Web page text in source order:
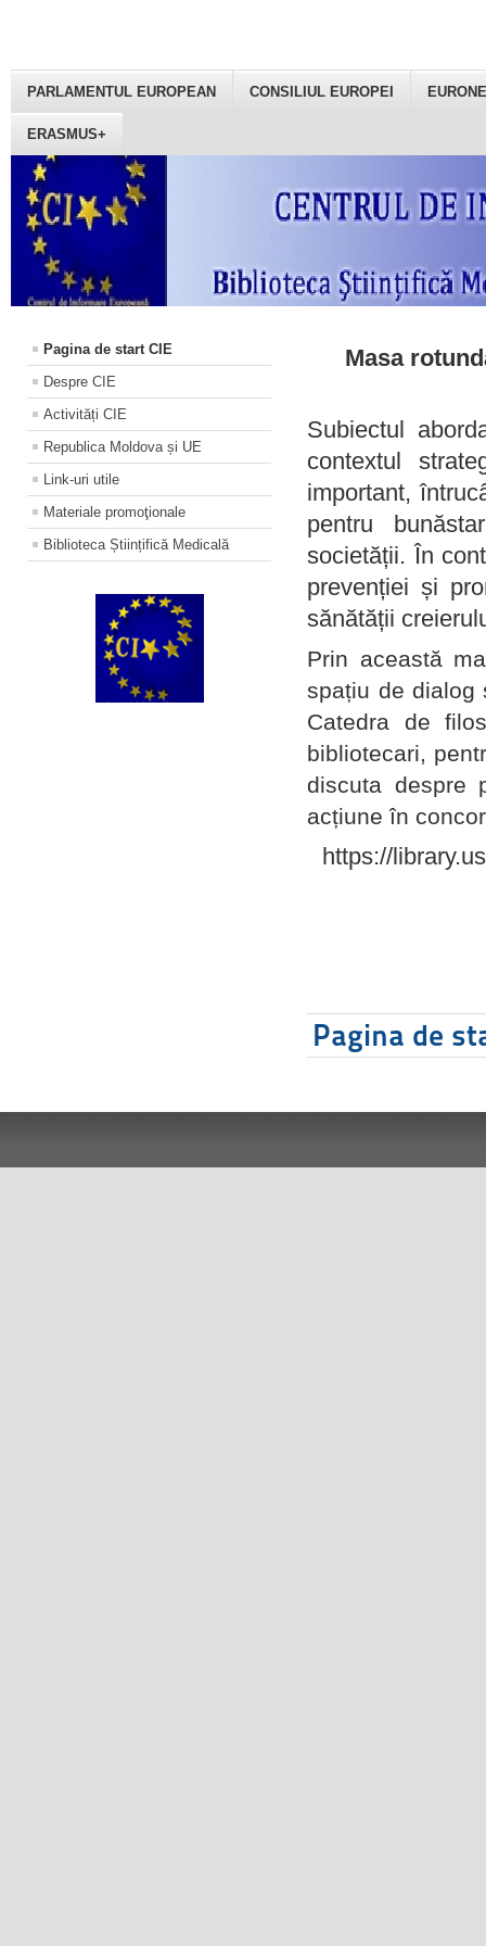
PARLAMENTUL EUROPEAN CONSILIUL EUROPEI
ERASMUS+
Pagina de start CIE
Despre CIE
Activități CIE
Republica Moldova și UE
Link-uri utile
Materiale promoţionale
Biblioteca Științifică Medicală
Masa
Subiectul
contextul
important,
pentru
societății. În
prevenției și
sănătății
Prin această
spațiu de dialog
Catedra de
bibliotecari,
discuta despre
acțiune în
https://
Pagina de